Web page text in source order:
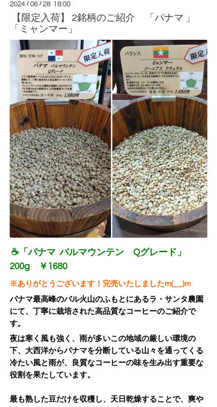
2024 /06 / 28 18:00
【限定入荷】 2銘柄のご紹介 「パナマ 」
「ミャンマー」
☕「パナマ バルマウンテン Qグレード 」
200g ￥1680
※ありがとうございます！完売いたしましたm(__)m
パナマ最高峰のバル火山のふもとにあるラ・サンタ農園
にて、丁寧に栽培された高品質なコーヒーのご紹介で
す。
夜は寒く風も強く、雨が多いこの地域の厳しい環境の
下、大西洋からパナマを分断している山々を通ってくる
冷たい風と雨が、良質なコーヒーの味を生み出す重要な
役割を果たしています。
最も熟した豆だけを収穫し、天日乾燥することで、爽や